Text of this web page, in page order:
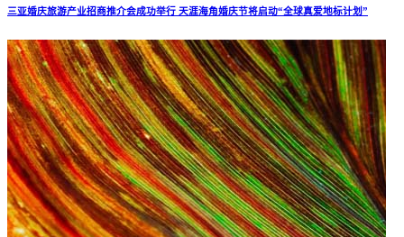
三亚婚庆旅游产业招商推介会成功举行 天涯海角婚庆节将启动“全球真爱地标计划”